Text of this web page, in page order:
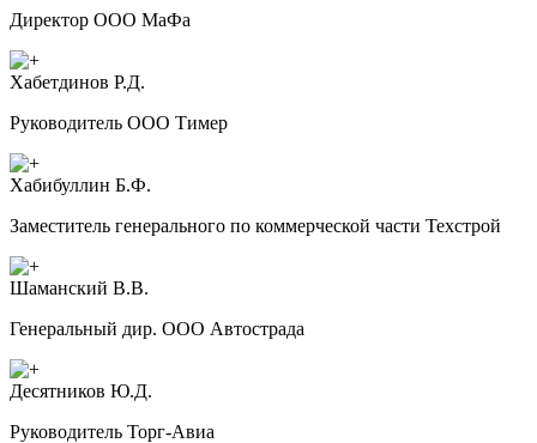
Директор ООО МаФа
Хабетдинов Р.Д.
Руководитель ООО Тимер
Хабибуллин Б.Ф.
Заместитель генерального по коммерческой части Техстрой
Шаманский В.В.
Генеральный дир. ООО Автострада
Десятников Ю.Д.
Руководитель Торг-Авиа